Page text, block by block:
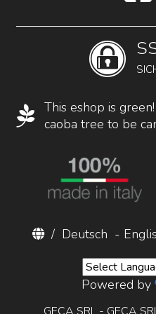
This eshop is
caoba tree to be
/ Deutsch -
Powered by